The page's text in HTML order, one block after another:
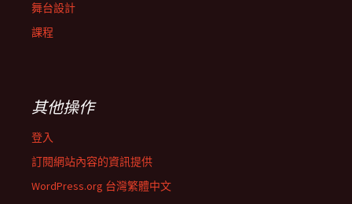
舞台設計
課程
其他操作
登入
訂閱網站內容的資訊提供
WordPress.org 台灣繁體中文